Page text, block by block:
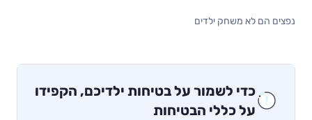
נפצים הם לא משחק ילדים
כדי לשמור על בטיחות ילדיכם, הקפידו
על כללי הבטיחות